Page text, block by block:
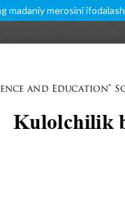
madaniy merosini ifodalash